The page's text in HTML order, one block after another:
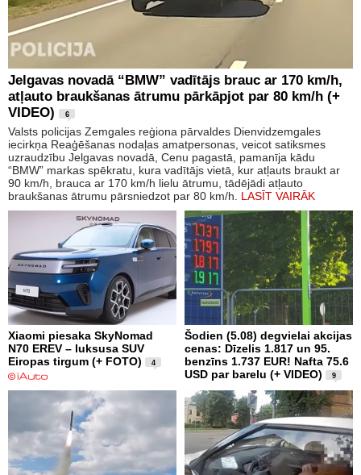
Jelgavas novadā “BMW” vadītājs brauc ar 170 km/h,
atļauto braukšanas ātrumu pārkāpjot par 80 km/h (+
VIDEO)
6
Valsts policijas Zemgales reģiona pārvaldes Dienvidzemgales
iecirkņa Reaģēšanas nodaļas amatpersonas, veicot satiksmes
uzraudzību Jelgavas novadā, Cenu pagastā, pamanīja kādu
“BMW” markas spēkratu, kura vadītājs vietā, kur atļauts braukt ar
90 km/h, brauca ar 170 km/h lielu ātrumu, tādējādi atļauto
braukšanas ātrumu pārsniedzot par 80 km/h. LASĪT VAIRĀK
Xiaomi piesaka SkyNomad
N70 EREV – luksusa SUV
Eiropas tirgum (+ FOTO)
4
Šodien (5.08) degvielai akcijas
cenas: Dīzelis 1.817 un 95.
benzīns 1.737 EUR! Nafta 75.6
USD par barelu (+ VIDEO)
9